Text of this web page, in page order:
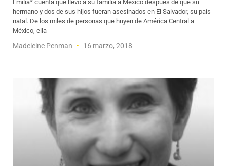
Emilia* cuenta que llevó a su familia a México después de que su
hermano y dos de sus hijos fueran asesinados en El Salvador, su país
natal. De los miles de personas que huyen de América Central a
México, ella
Madeleine Penman 16 marzo, 2018